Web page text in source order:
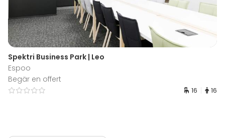
Spektri Business Park | Leo
Espoo
Begär en offert
16 16